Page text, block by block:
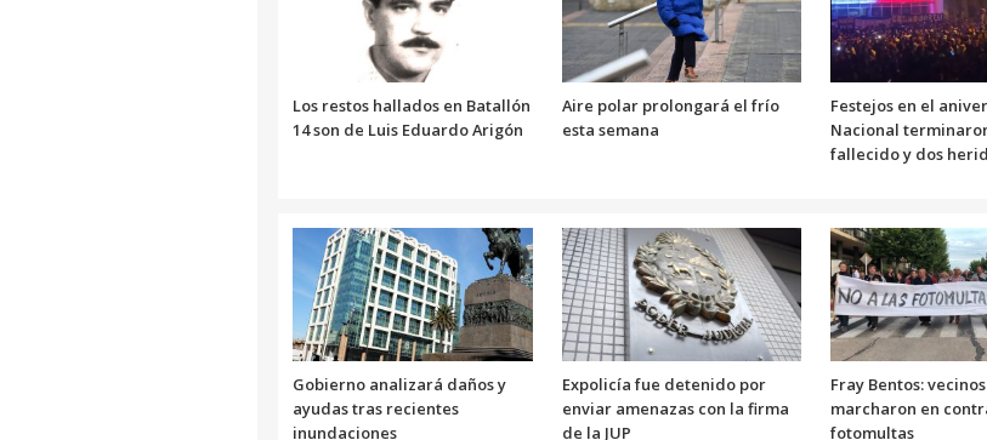
Los restos hallados en Batallón
14 son de Luis Eduardo Arigón
Aire polar prolongará el frío
esta semana
Festejos en el
Nacional
fallecido y dos
Gobierno analizará daños y
ayudas tras recientes
inundaciones
Expolicía fue detenido por
enviar amenazas con la firma
de la JUP
Fray Bentos: vecinos
marcharon en
fotomultas